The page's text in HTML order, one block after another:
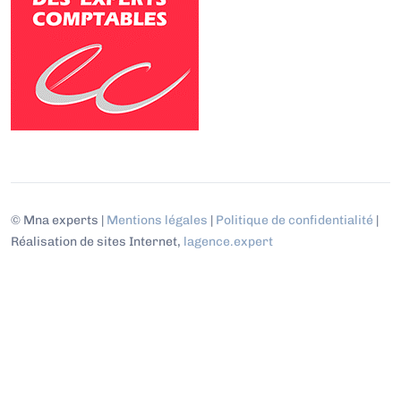
© Mna experts | Mentions légales | Politique de confidentialité |
Réalisation de sites Internet, lagence.expert